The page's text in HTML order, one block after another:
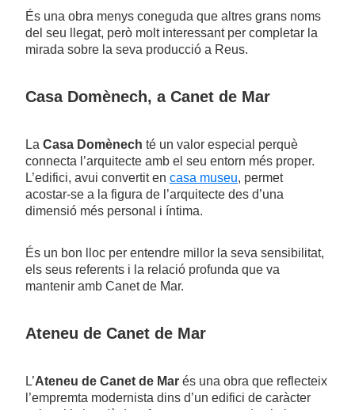
És una obra menys coneguda que altres grans noms
del seu llegat, però molt interessant per completar la
mirada sobre la seva producció a Reus.
Casa Domènech, a Canet de Mar
La Casa Domènech té un valor especial perquè
connecta l’arquitecte amb el seu entorn més proper.
L’edifici, avui convertit en casa museu, permet
acostar-se a la figura de l’arquitecte des d’una
dimensió més personal i íntima.
És un bon lloc per entendre millor la seva sensibilitat,
els seus referents i la relació profunda que va
mantenir amb Canet de Mar.
Ateneu de Canet de Mar
L’Ateneu de Canet de Mar és una obra que reflecteix
l’empremta modernista dins d’un edifici de caràcter